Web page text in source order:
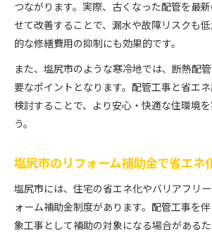
つながります。実際、古くなった配管を最
せて改善することで、漏水や故障リスクも
的な修繕費用の抑制にも効果的です。
また、塩尻市のような寒冷地では、断熱配
要なポイントとなります。配管工事と省エ
検討することで、より安心・快適な住環境
う。
塩尻市のリフォーム補助金で省エネ
塩尻市には、住宅の省エネ化やバリアフリ
ォーム補助金制度があります。配管工事を
象工事として補助の対象になる場合がある